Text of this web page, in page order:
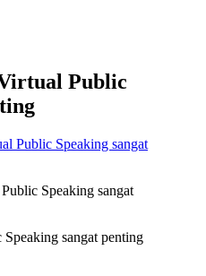
Public
Speaking sangat
sangat penting